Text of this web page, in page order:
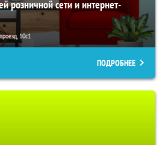
розничной сети и интернет-
10с1
ПОДРОБНЕЕ